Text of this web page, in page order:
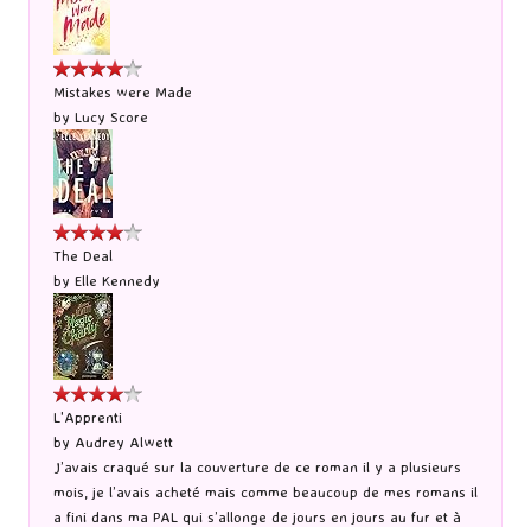
Mistakes were Made
by Lucy Score
The Deal
by Elle Kennedy
L'Apprenti
by Audrey Alwett
J’avais craqué sur la couverture de ce roman il y a plusieurs
mois, je l’avais acheté mais comme beaucoup de mes romans il
a fini dans ma PAL qui s’allonge de jours en jours au fur et à